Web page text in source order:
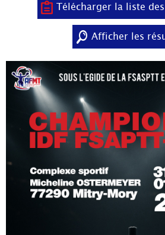
Télécharger la liste
Afficher les